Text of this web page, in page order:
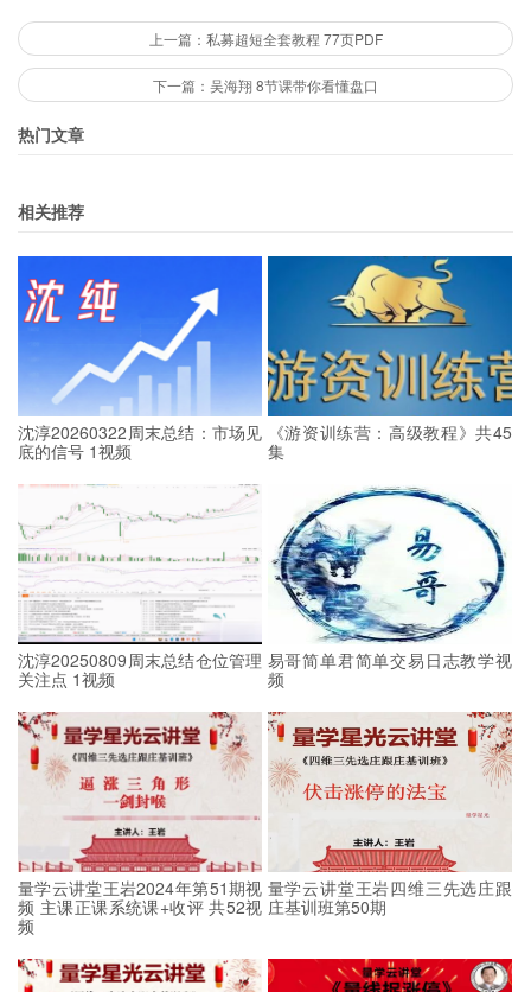
上一篇：私募超短全套教程 77页PDF
下一篇：吴海翔 8节课带你看懂盘口
热门文章
相关推荐
沈淳20260322周末总结：市场见
底的信号 1视频
《游资训练营：高级教程》共45
集
沈淳20250809周末总结仓位管理
关注点 1视频
易哥简单君简单交易日志教学视
频
量学云讲堂王岩2024年第51期视
频 主课正课系统课+收评 共52视
频
量学云讲堂王岩四维三先选庄跟
庄基训班第50期